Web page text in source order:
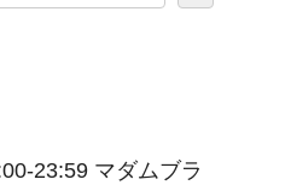
23:59 マダムブラ